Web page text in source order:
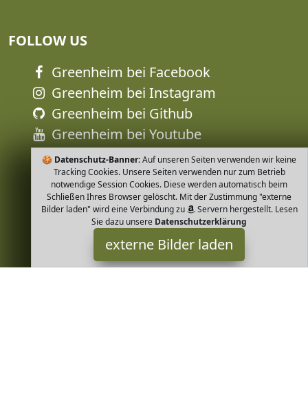
🍪 Datenschutz-Banner:Auf unseren Seiten verwenden wir keine
Tracking Cookies. Unsere Seiten verwenden nur zum Betrieb
notwendige Session Cookies. Diese werden automatisch beim
Schließen Ihres Browser gelöscht. Mit der Zustimmung "externe
Bilder laden" wird eine Verbindung zu
Servern hergestellt. Lesen
Sie dazu unsere Datenschutzerklärung
externe Bilder laden
FOLLOW US
Greenheim bei Facebook
Greenheim bei Instagram
Greenheim bei Github
Greenheim bei Youtube